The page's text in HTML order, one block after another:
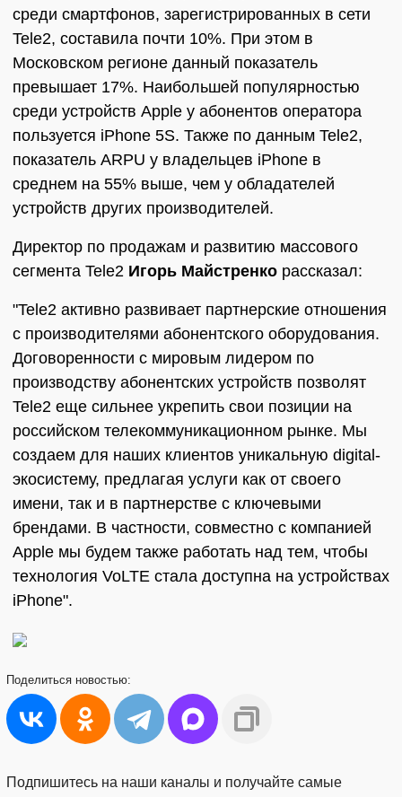
среди смартфонов, зарегистрированных в сети
Tele2, составила почти 10%. При этом в
Московском регионе данный показатель
превышает 17%. Наибольшей популярностью
среди устройств Apple у абонентов оператора
пользуется iPhone 5S. Также по данным Tele2,
показатель ARPU у владельцев iPhone в
среднем на 55% выше, чем у обладателей
устройств других производителей.
Директор по продажам и развитию массового
сегмента Tele2 Игорь Майстренко рассказал:
"Tele2 активно развивает партнерские отношения
с производителями абонентского оборудования.
Договоренности с мировым лидером по
производству абонентских устройств позволят
Tele2 еще сильнее укрепить свои позиции на
российском телекоммуникационном рынке. Мы
создаем для наших клиентов уникальную digital-
экосистему, предлагая услуги как от своего
имени, так и в партнерстве с ключевыми
брендами. В частности, совместно с компанией
Apple мы будем также работать над тем, чтобы
технология VoLTE стала доступна на устройствах
iPhone".
Поделиться новостью:
Подпишитесь на наши каналы и получайте самые